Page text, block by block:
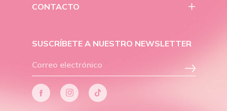
CONTACTO
SUSCRÍBETE A NUESTRO NEWSLETTER
FacebookInstagramTiktok